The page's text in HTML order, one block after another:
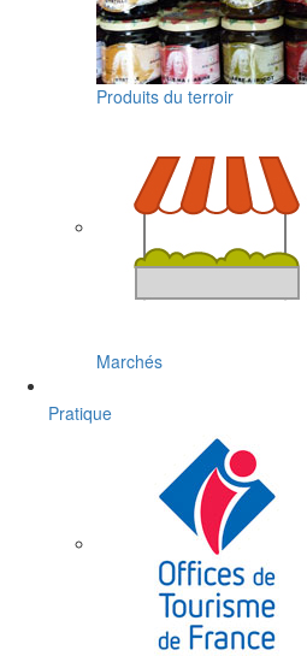
Produits du terroir
Marchés
Pratique